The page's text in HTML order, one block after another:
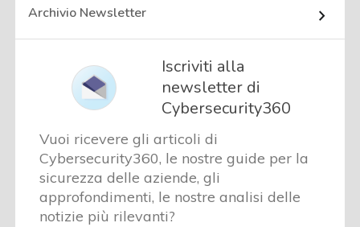
Archivio Newsletter
Iscriviti alla
newsletter di
Cybersecurity360
Vuoi ricevere gli articoli di
Cybersecurity360, le nostre guide per la
sicurezza delle aziende, gli
approfondimenti, le nostre analisi delle
notizie più rilevanti?